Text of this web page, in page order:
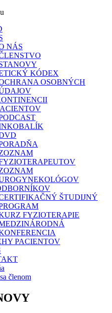
NÁS
KÓDEX
OSOBNÝCH
ŠTUDIJNÝ
FYZIOTERAPIE
PACIENTOV
členom